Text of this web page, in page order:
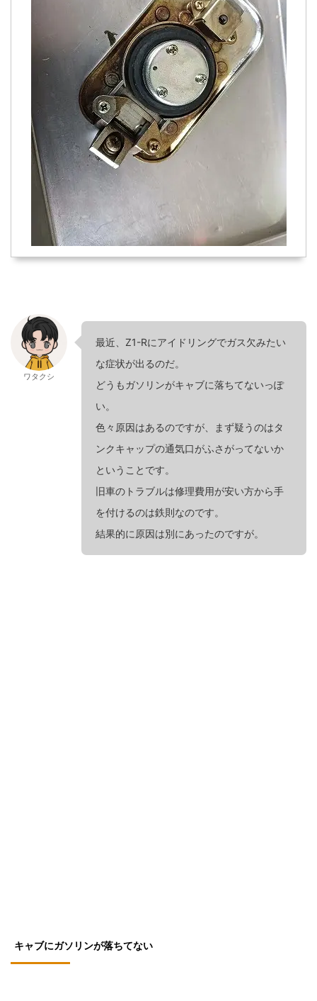
ワタクシ
最近、Z1-Rにアイドリングでガス欠みたい
な症状が出るのだ。
どうもガソリンがキャブに落ちてないっぽ
い。
色々原因はあるのですが、まず疑うのはタ
ンクキャップの通気口がふさがってないか
ということです。
旧車のトラブルは修理費用が安い方から手
を付けるのは鉄則なのです。
結果的に原因は別にあったのですが。
キャブにガソリンが落ちてない